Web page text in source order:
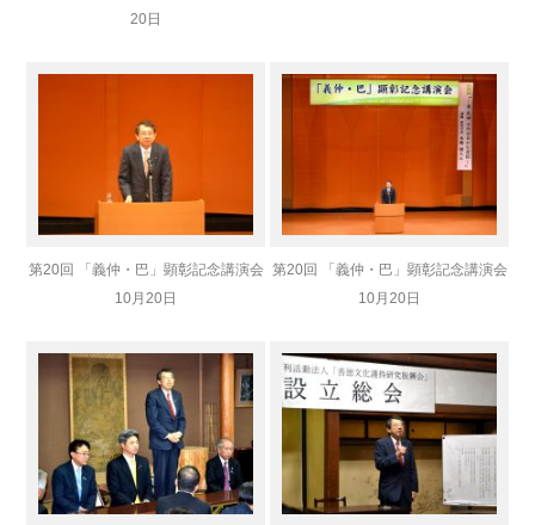
20日
第20回 「義仲・巴」顕彰記念講演会
10月20日
第20回 「義仲・巴」顕彰記念講演会
10月20日